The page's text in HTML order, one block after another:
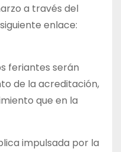
a través del
enlace:
feriantes serán
de la acreditación,
que en la
impulsada por la